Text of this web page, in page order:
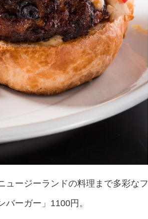
ュージーランドの料理まで多彩なフ
ーガー」1100円。